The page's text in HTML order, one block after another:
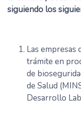
siguiendo los
Las
trámite en
de
de Salud
Desarrollo